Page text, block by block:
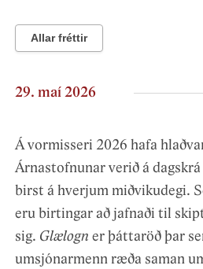
Allar fréttir
29. maí 2026
Á vormisseri 2026 hafa
Árnastofnunar verið á
birst á hverjum miðvikudegi.
eru birtingar að jafnaði til
sig. Glælogn er þáttaröð þar
umsjónarmenn ræða saman